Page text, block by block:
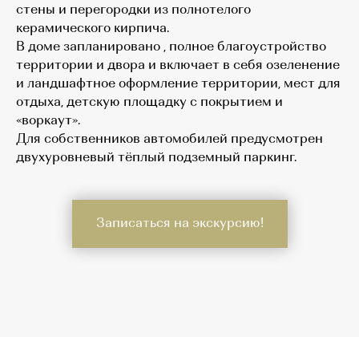
стены и перегородки из полнотелого
керамического кирпича.
В доме запланировано , полное благоустройство
территории и двора и включает в себя озеленение
и ландшафтное оформление территории, мест для
отдыха, детскую площадку с покрытием и
«воркаут».
Для собственников автомобилей предусмотрен
двухуровневый тёплый подземный паркинг.
Записаться на экскурсию!